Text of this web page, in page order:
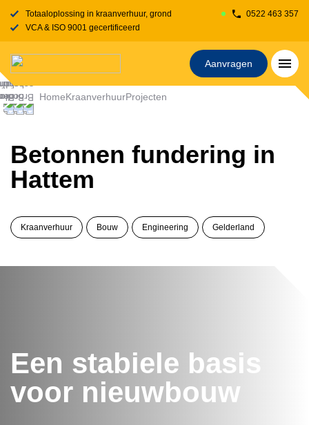
Totaaloplossing in kraanverhuur, grondverzet, transport, rijplaten en
VCA & ISO 9001 gecertificeerd
0522 463 357
Aanvragen
HomeKraanverhuurProjecten
Betonnen fundering in
Hattem
Kraanverhuur Bouw Engineering Gelderland
Een stabiele basis
voor nieuwbouw